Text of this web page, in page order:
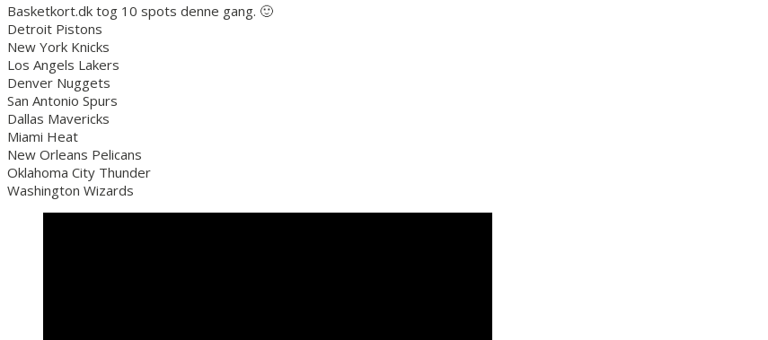
Basketkort.dk tog 10 spots denne gang. 🙂
Detroit Pistons
New York Knicks
Los Angels Lakers
Denver Nuggets
San Antonio Spurs
Dallas Mavericks
Miami Heat
New Orleans Pelicans
Oklahoma City Thunder
Washington Wizards